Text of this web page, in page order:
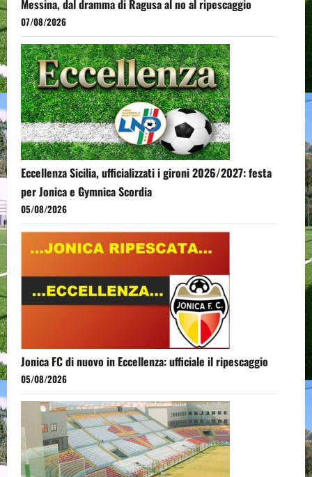
Messina, dal dramma di Ragusa al no al ripescaggio
07/08/2026
Eccellenza Sicilia, ufficializzati i gironi 2026/2027: festa
per Jonica e Gymnica Scordia
05/08/2026
Jonica FC di nuovo in Eccellenza: ufficiale il ripescaggio
05/08/2026